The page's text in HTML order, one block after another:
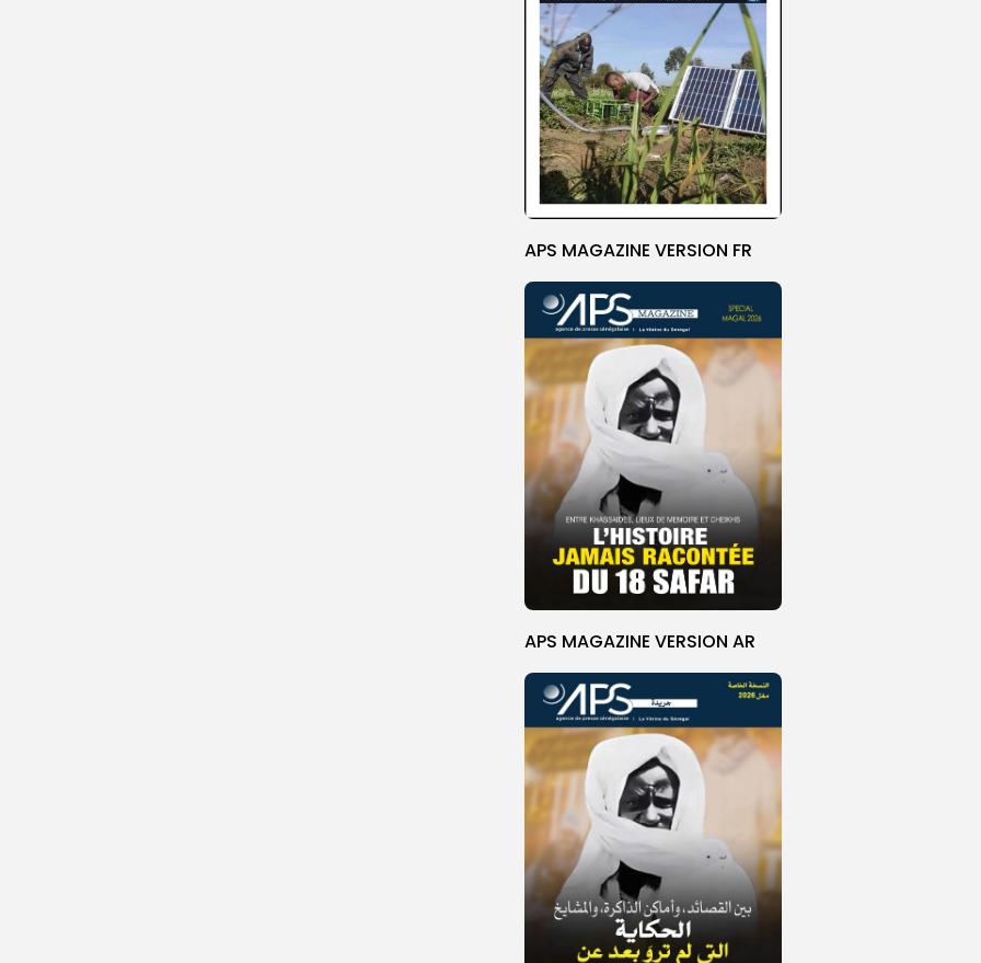
APS MAGAZINE VERSION FR
APS MAGAZINE VERSION AR